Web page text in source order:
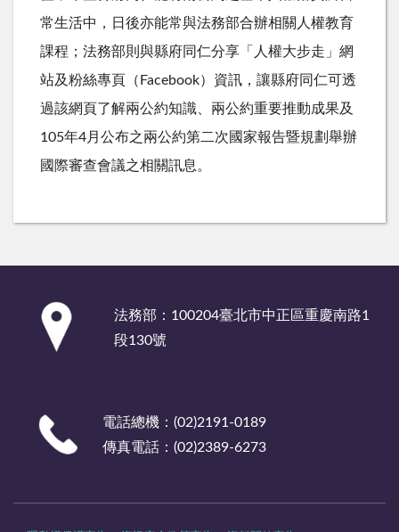
常生活中，日後亦能常與法務部合辦相關人權教育
課程；法務部則與縣府同仁分享「人權大步走」網
站及粉絲專頁（Facebook）資訊，讓縣府同仁可透
過該網頁了解兩公約知識、兩公約重要推動成果及
105年4月公布之兩公約第二次國家報告暨規劃舉辦
國際審查會議之相關訊息。
法務部：100204臺北市中正區重慶南路1
段130號
電話總機：(02)2191-0189
傳真電話：(02)2389-6273